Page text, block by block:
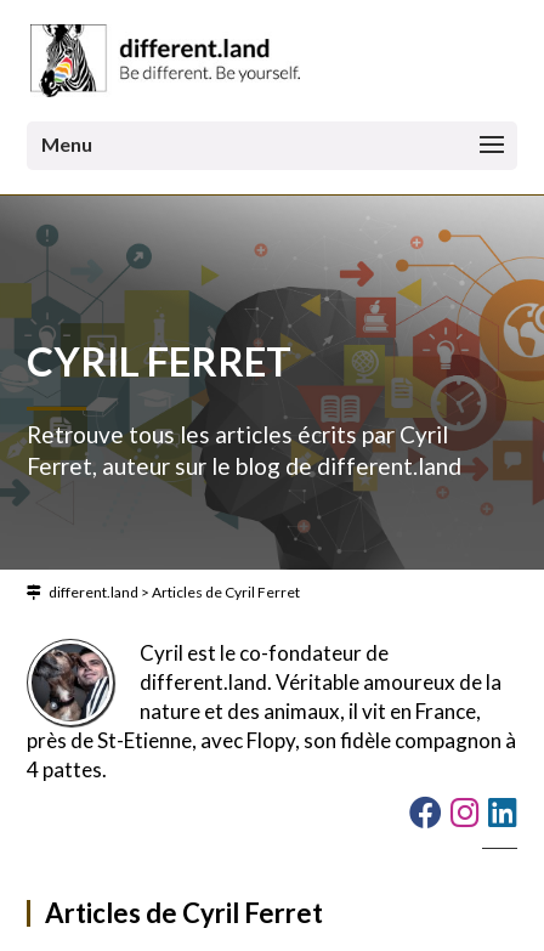
CYRIL FERRET
Retrouve tous les articles écrits par Cyril
Ferret, auteur sur le blog de different.land
different.land >Articles de Cyril Ferret
Cyril est le co-fondateur de
different.land. Véritable amoureux de la
nature et des animaux, il vit en France,
près de St-Etienne, avec Flopy, son fidèle compagnon à
4 pattes.
Articles de Cyril Ferret